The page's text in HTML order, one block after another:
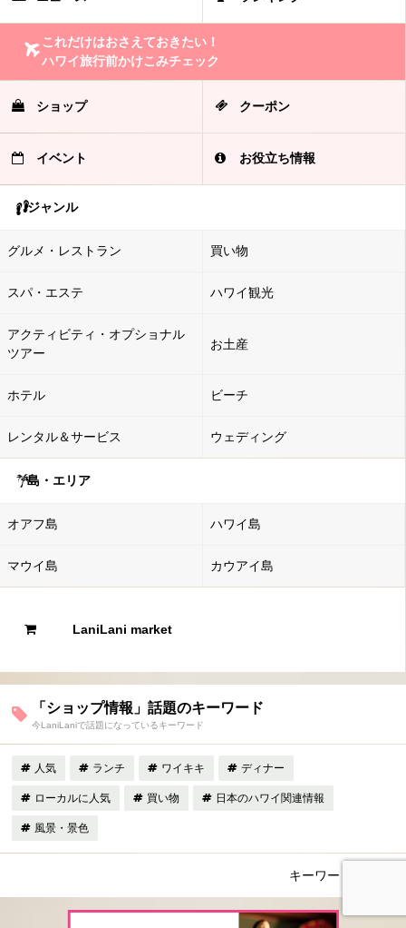
これだけはおさえておきたい！
ハワイ旅行前かけこみチェック
ショップ クーポン
イベント お役立ち情報
ジャンル
グルメ・レストラン 買い物
スパ・エステ ハワイ観光
アクティビティ・オプショナル
ツアー
お土産
ホテル ビーチ
レンタル＆サービス ウェディング
島・エリア
オアフ島 ハワイ島
マウイ島 カウアイ島
LaniLani market
「ショップ情報」話題のキーワード
今LaniLaniで話題になっているキーワード
人気 ランチ ワイキキ ディナー
ローカルに人気 買い物 日本のハワイ関連情報
風景・景色
キーワード一覧